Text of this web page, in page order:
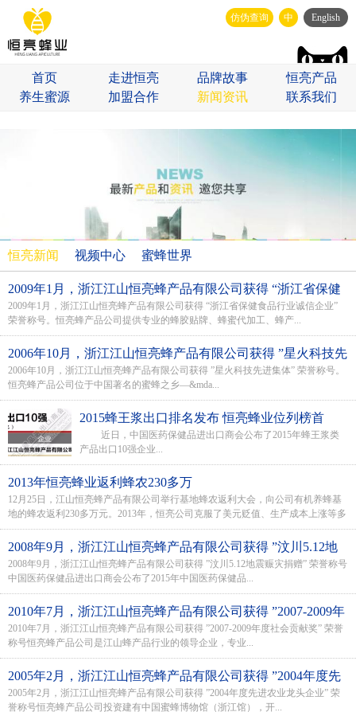
仿伪查询 中 English
首页 走进恒亮 品牌故事
恒亮产品
养生蜜源
加盟合作 新闻资讯 联系我们
恒亮新闻 视频中心 蜜蜂世界
2009年1月，浙江江山恒亮蜂产品有限公司获得 “浙江省保健
食品行业诚信企业” 荣誉称号
2009年1月，浙江江山恒亮蜂产品有限公司获得 “浙江省保健食品行业诚信企业”
荣誉称号。恒亮蜂产品公司提供专业的蜂胶贴牌、蜂蜜代加工、蜂产...
2006年10月，浙江江山恒亮蜂产品有限公司获得 ”星火科技先
进集体” 荣誉称号
2006年10月，浙江江山恒亮蜂产品有限公司获得 ”星火科技先进集体” 荣誉称号。
恒亮蜂产品公司位于中国著名的蜜蜂之乡—&mda...
2015蜂王浆出口排名发布 恒亮蜂业位列榜首
近日，中国医药保健品进出口商会公布了2015年蜂王浆类
产品出口10强企业...
2013年恒亮蜂业返利蜂农230多万
12月25日，江山恒亮蜂产品有限公司举行基地蜂农返利大会，向公司有机养蜂基
地的蜂农返利230多万元。2013年，恒亮公司克服了美元贬值、生产成本上涨等多
种困难，生产、销售依然保持稳...
2008年9月，浙江江山恒亮蜂产品有限公司获得 ”汶川5.12地
震赈灾捐赠” 荣誉称号
2008年9月，浙江江山恒亮蜂产品有限公司获得 ”汶川5.12地震赈灾捐赠” 荣誉称号
中国医药保健品进出口商会公布了2015年中国医药保健品...
2010年7月，浙江江山恒亮蜂产品有限公司获得 ”2007-2009年
度社会贡献奖” 荣誉称号
2010年7月，浙江江山恒亮蜂产品有限公司获得 ”2007-2009年度社会贡献奖” 荣誉
称号恒亮蜂产品公司是江山蜂产品行业的领导企业，专业...
2005年2月，浙江江山恒亮蜂产品有限公司获得 ”2004年度先
进农业龙头企业” 荣誉称号
2005年2月，浙江江山恒亮蜂产品有限公司获得 ”2004年度先进农业龙头企业” 荣
誉称号恒亮蜂产品公司投资建有中国蜜蜂博物馆（浙江馆），开...